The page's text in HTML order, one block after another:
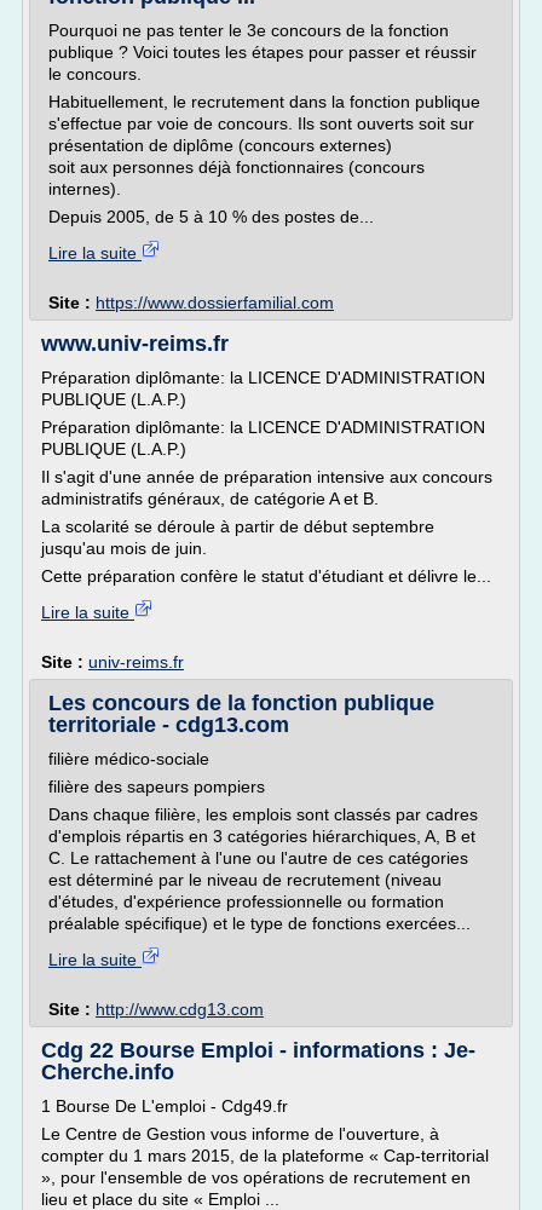
Pourquoi ne pas tenter le 3e concours de la fonction
publique ? Voici toutes les étapes pour passer et réussir
le concours.
Habituellement, le recrutement dans la fonction publique
s'effectue par voie de concours. Ils sont ouverts soit sur
pré­sentation de diplôme (concours externes)
soit aux personnes déjà fonctionnaires (concours
internes).
Depuis 2005, de 5 à 10 % des postes de...
Lire la suite
Site : https://www.dossierfamilial.com
www.univ-reims.fr
Préparation diplômante: la LICENCE D'ADMINISTRATION
PUBLIQUE (L.A.P.)
Préparation diplômante: la LICENCE D'ADMINISTRATION
PUBLIQUE (L.A.P.)
Il s'agit d'une année de préparation intensive aux concours
administratifs généraux, de catégorie A et B.
La scolarité se déroule à partir de début septembre
jusqu'au mois de juin.
Cette préparation confère le statut d'étudiant et délivre le...
Lire la suite
Site : univ-reims.fr
Les concours de la fonction publique
territoriale - cdg13.com
filière médico-sociale
filière des sapeurs pompiers
Dans chaque filière, les emplois sont classés par cadres
d'emplois répartis en 3 catégories hiérarchiques, A, B et
C. Le rattachement à l'une ou l'autre de ces catégories
est déterminé par le niveau de recrutement (niveau
d'études, d'expérience professionnelle ou formation
préalable spécifique) et le type de fonctions exercées...
Lire la suite
Site : http://www.cdg13.com
Cdg 22 Bourse Emploi - informations : Je-
Cherche.info
1 Bourse De L'emploi - Cdg49.fr
Le Centre de Gestion vous informe de l'ouverture, à
compter du 1 mars 2015, de la plateforme « Cap-territorial
», pour l'ensemble de vos opérations de recrutement en
lieu et place du site « Emploi ...